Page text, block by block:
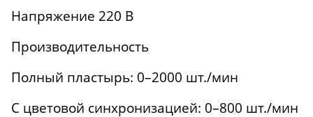
Напряжение 220 В
Производительность
Полный пластырь: 0–2000 шт./мин
С цветовой синхронизацией: 0–800 шт./мин